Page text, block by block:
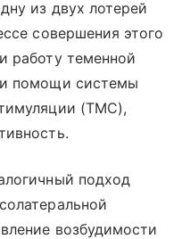
из двух лотерей
совершения этого
работу теменной
помощи системы
(ТМС),
подход
возбудимости